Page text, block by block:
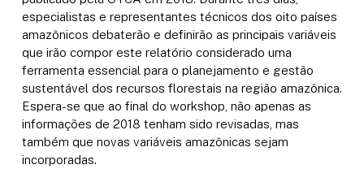
especialistas e representantes técnicos dos oito países
amazônicos debaterão e definirão as principais variáveis ​​
que irão compor este relatório considerado uma
ferramenta essencial para o planejamento e gestão
sustentável dos recursos florestais na região amazônica.
Espera-se que ao final do workshop, não apenas as
informações de 2018 tenham sido revisadas, mas
também que novas variáveis ​​amazônicas sejam
incorporadas.